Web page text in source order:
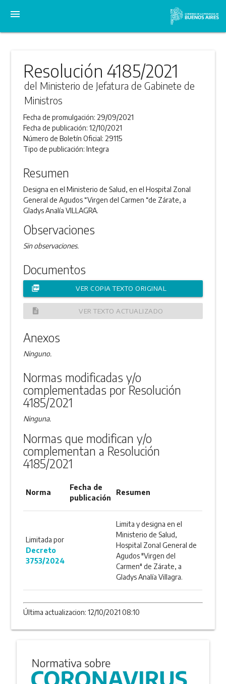
menu
Resolución 4185/2021
del Ministerio de Jefatura de Gabinete de
Ministros
Fecha de promulgación: 29/09/2021
Fecha de publicación:12/10/2021
Número de Boletín Oficial: 29115
Tipo de publicación:Integra
Resumen
Designa en el Ministerio de Salud, en el Hospital Zonal
General de Agudos “Virgen del Carmen “de Zárate, a
Gladys Analía VILLAGRA.
Observaciones
Sin observaciones.
Documentos
picture_as_pdf VER COPIA TEXTO ORIGINAL
description VER TEXTO ACTUALIZADO
Anexos
Ninguno.
Normas modificadas y/o
complementadas por Resolución
4185/2021
Ninguna.
Normas que modifican y/o
complementan a Resolución
4185/2021
Norma
Fecha de
publicación
Resumen
Limitada por
Decreto
3753/2024
Limita y designa en el
Ministerio de Salud,
Hospital Zonal General de
Agudos "Virgen del
Carmen" de Zárate, a
Gladys Analía Villagra.
Última actualizacion: 12/10/2021 08:10